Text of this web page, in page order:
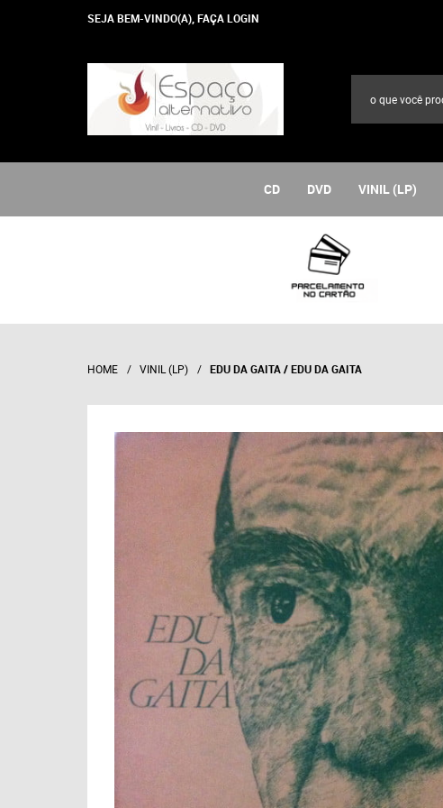
SEJA BEM-VINDO(A), FAÇA LOGIN
CD DVD VINIL (LP)
HOME VINIL (LP) EDU DA GAITA / EDU DA GAITA